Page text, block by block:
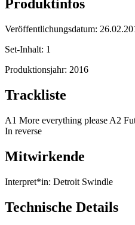
Produktinfos
Veröffentlichungsdatum:
Set-Inhalt: 1
Produktionsjahr: 2016
Trackliste
A1 More everything please A2
In reverse
Mitwirkende
Interpret*in: Detroit Swindle
Technische Details